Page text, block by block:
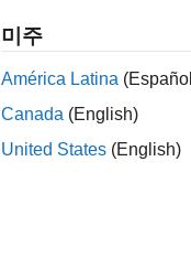
미주
América Latina
Canada (English)
United States (English)